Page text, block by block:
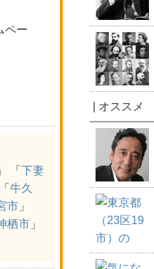
ペー
「 下妻
牛久
市」
栖市」
| オススメ